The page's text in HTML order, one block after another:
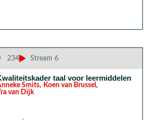
234 Stream 6
taal voor leermiddelen
Smits, Koen van Brussel ,
van Dijk